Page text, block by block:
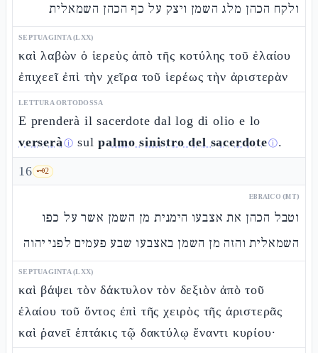
ולקח הכהן מלג השמן ויצק על כף הכהן השמאלית
SEPTUAGINTA (LXX)
καὶ λαβὼν ὁ ἱερεὺς ἀπὸ τῆς κοτύλης τοῦ ἐλαίου
ἐπιχεεῖ ἐπὶ τὴν χεῖρα τοῦ ἱερέως τὴν ἀριστερὰν
LETTURA ORTODOSSA
E prenderà il sacerdote dal log di olio e lo
verseràⓘ sulpalmo sinistro del sacerdoteⓘ.
16 🗝️2
EBRAICO (MT)
וטבל הכהן את אצבעו הימנית מן השמן אשר על כפו
השמאלית והזה מן השמן באצבעו שבע פעמים לפני יהוה
SEPTUAGINTA (LXX)
καὶ βάψει τὸν δάκτυλον τὸν δεξιὸν ἀπὸ τοῦ
ἐλαίου τοῦ ὄντος ἐπὶ τῆς χειρὸς τῆς ἀριστερᾶς
καὶ ῥανεῖ ἑπτάκις τῷ δακτύλῳ ἔναντι κυρίου·